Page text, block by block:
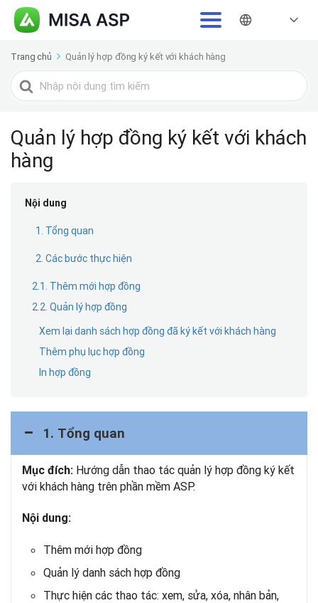
Trang chủ Quản lý hợp đồng ký kết với khách hàng
Tìm
kiếm
Quản lý hợp đồng ký kết với khách
hàng
Nội dung
1. Tổng quan
2. Các bước thực hiện
2.1. Thêm mới hợp đồng
2.2. Quản lý hợp đồng
Xem lại danh sách hợp đồng đã ký kết với khách hàng
Thêm phụ lục hợp đồng
In hợp đồng
1. Tổng quan
Mục đích: Hướng dẫn thao tác quản lý hợp đồng ký kết
với khách hàng trên phần mềm ASP.
Nội dung:
Thêm mới hợp đồng
Quản lý danh sách hợp đồng
Thực hiện các thao tác: xem, sửa, xóa, nhân bản,